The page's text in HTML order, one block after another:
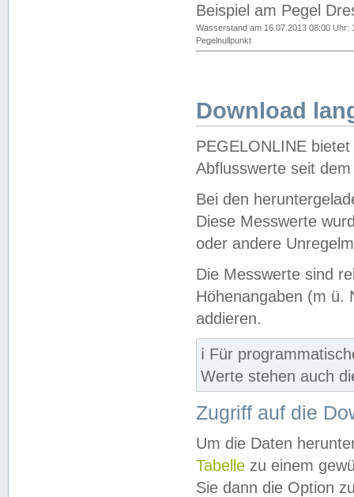
Beispiel am Pegel
Wasserstand am 16.07.2013 08:00 Uhr:
Pegelnullpunkt
Download
PEGELONLINE
Abflusswerte seit
Bei den
Diese Messwerte
oder andere
Die Messwerte sind
Höhenangaben (m ü.
addieren.
ℹ️ Für
Werte stehen auch
Zugriff auf die
Um die Daten
Tabelle zu einem
Sie dann die Option